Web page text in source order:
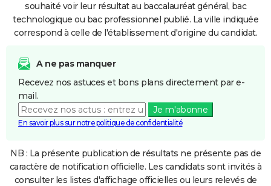
souhaité voir leur résultat au baccalauréat général, bac
technologique ou bac professionnel publié. La ville indiquée
correspond à celle de l'établissement d'origine du candidat.
A ne pas manquer
Recevez nos astuces et bons plans directement par e-
mail.
Je m'abonne
En savoir plus sur notre politique de confidentialité
NB : La présente publication de résultats ne présente pas de
caractère de notification officielle. Les candidats sont invités à
consulter les listes d'affichage officielles ou leurs relevés de